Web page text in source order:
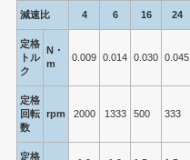
減速比 4 6 16 24
定格
トル
ク
N・
m
0.009 0.014 0.030 0.045
定格
回転
数
rpm 2000 1333 500 333
定格